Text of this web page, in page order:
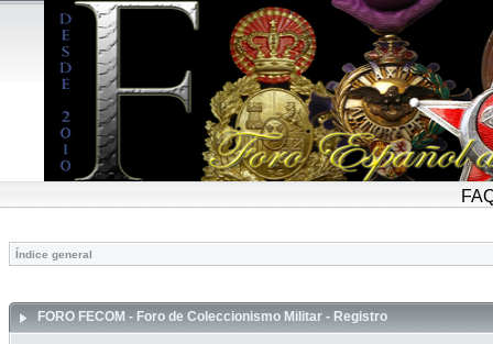
Índice general
FORO FECOM - Foro de Coleccionismo Militar - Registro